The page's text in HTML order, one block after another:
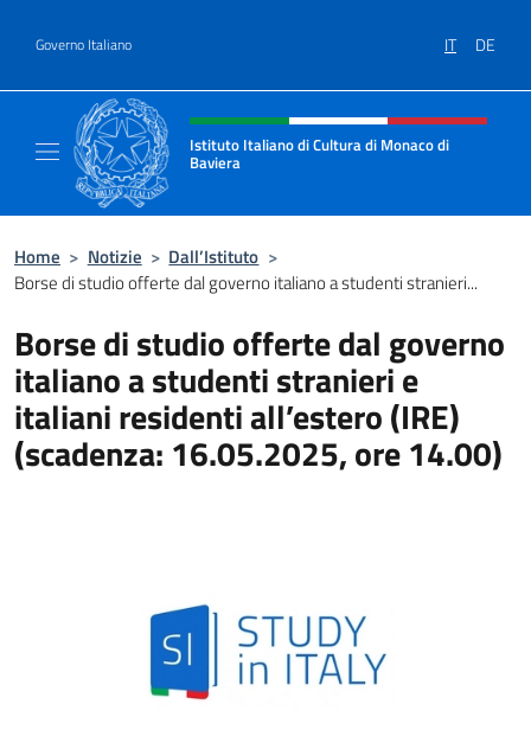
Governo Italiano IT DE
Intestazione sito, social e menù
Istituto Italiano di Cultura di Monaco di
Baviera
Home > Notizie > Dall’Istituto >
Borse di studio offerte dal governo italiano a studenti stranieri...
Borse di studio offerte dal governo
italiano a studenti stranieri e
italiani residenti all’estero (IRE)
(scadenza: 16.05.2025, ore 14.00)